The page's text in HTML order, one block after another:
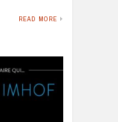
READ MORE